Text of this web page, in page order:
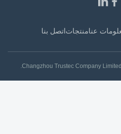
عنامنتجاتاتصل بنا